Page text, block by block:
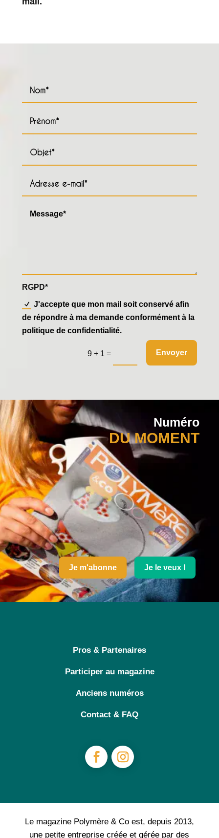
RGPD*
J'accepte que mon mail soit conservé afin
de répondre à ma demande conformément à la
politique de confidentialité.
9 + 1 = Envoyer
Numéro
DU MOMENT
Je m'abonne Je le veux !
Pros & Partenaires
Participer au magazine
Anciens numéros
Contact & FAQ
Le magazine Polymère & Co est, depuis 2013,
une petite entreprise créée et gérée par des